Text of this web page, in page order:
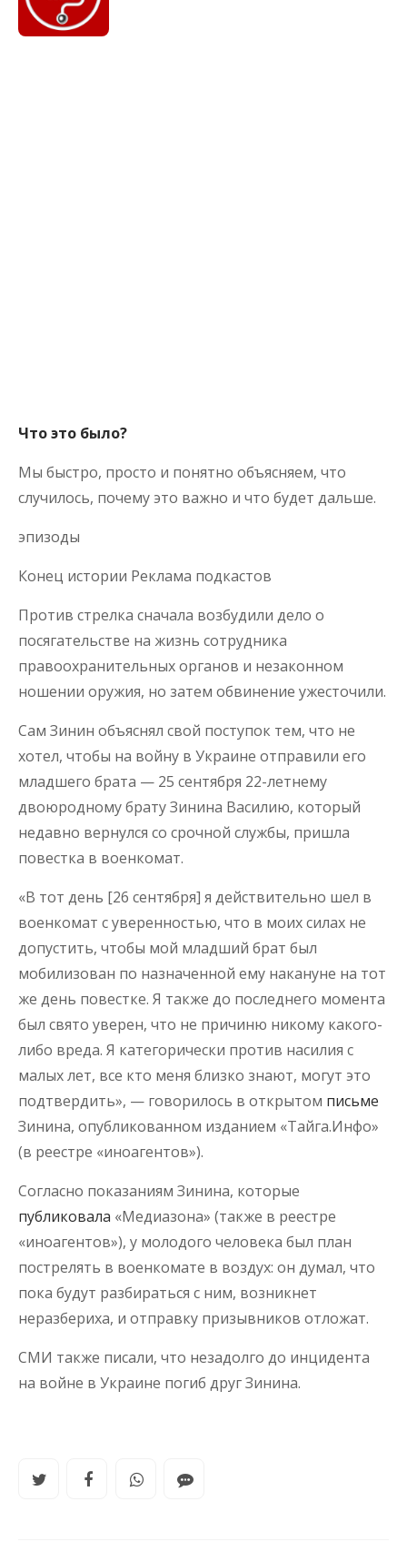
Что это было?
Мы быстро, просто и понятно объясняем, что
случилось, почему это важно и что будет дальше.
эпизоды
Конец истории Реклама подкастов
Против стрелка сначала возбудили дело о
посягательстве на жизнь сотрудника
правоохранительных органов и незаконном
ношении оружия, но затем обвинение ужесточили.
Сам Зинин объяснял свой поступок тем, что не
хотел, чтобы на войну в Украине отправили его
младшего брата — 25 сентября 22-летнему
двоюродному брату Зинина Василию, который
недавно вернулся со срочной службы, пришла
повестка в военкомат.
«В тот день [26 сентября] я действительно шел в
военкомат с уверенностью, что в моих силах не
допустить, чтобы мой младший брат был
мобилизован по назначенной ему накануне на тот
же день повестке. Я также до последнего момента
был свято уверен, что не причиню никому какого-
либо вреда. Я категорически против насилия с
малых лет, все кто меня близко знают, могут это
подтвердить», — говорилось в открытом письме
Зинина, опубликованном изданием «Тайга.Инфо»
(в реестре «иноагентов»).
Согласно показаниям Зинина, которые
публиковала «Медиазона» (также в реестре
«иноагентов»), у молодого человека был план
пострелять в военкомате в воздух: он думал, что
пока будут разбираться с ним, возникнет
неразбериха, и отправку призывников отложат.
СМИ также писали, что незадолго до инцидента
на войне в Украине погиб друг Зинина.